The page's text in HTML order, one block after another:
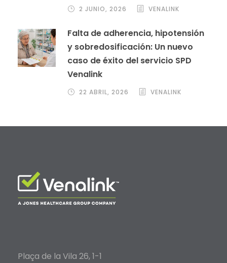
2 JUNIO, 2026 VENALINK
Falta de adherencia, hipotensión
y sobredosificación: Un nuevo
caso de éxito del servicio SPD
Venalink
22 ABRIL, 2026 VENALINK
Plaça de la Vila 26, 1-1